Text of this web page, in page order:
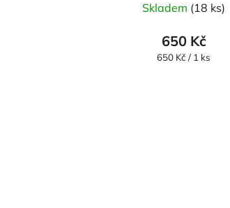
hodnocení
produktu
je
Skladem (18 ks)
650 Kč
Měrná
650 Kč / 1 ks